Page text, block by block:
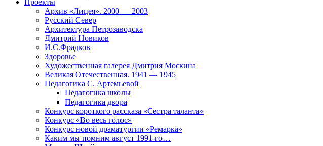
Архив «Лицея». 2000 — 2003
Русский Север
Архитектура Петрозаводска
Дмитрий Новиков
И.С.Фрадков
Здоровье
Художественная галерея Дмитрия Москина
Великая Отечественная. 1941 — 1945
Педагогика С. Артемьевой
Педагогика школы
Педагогика двора
Конкурс короткого рассказа «Сестра таланта»
Конкурс «Во весь голос»
Конкурс новой драматургии «Ремарка»
Каким мы помним август 1991-го…